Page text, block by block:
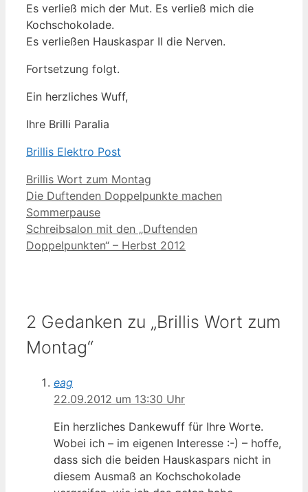
Es verließ mich der Mut. Es verließ mich die
Kochschokolade.
Es verließen Hauskaspar II die Nerven.
Fortsetzung folgt.
Ein herzliches Wuff,
Ihre Brilli Paralia
Brillis Elektro Post
Kategorien
Brillis Wort zum Montag
Die Duftenden Doppelpunkte machen
Sommerpause
Schreibsalon mit den „Duftenden
Doppelpunkten“ – Herbst 2012
2 Gedanken zu „Brillis Wort zum
Montag“
eag
22.09.2012 um 13:30 Uhr
Ein herzliches Dankewuff für Ihre Worte.
Wobei ich – im eigenen Interesse :-) – hoffe,
dass sich die beiden Hauskaspars nicht in
diesem Ausmaß an Kochschokolade